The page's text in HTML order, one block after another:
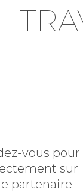
vous pour
sur
partenaire